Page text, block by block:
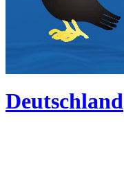
Deutschland